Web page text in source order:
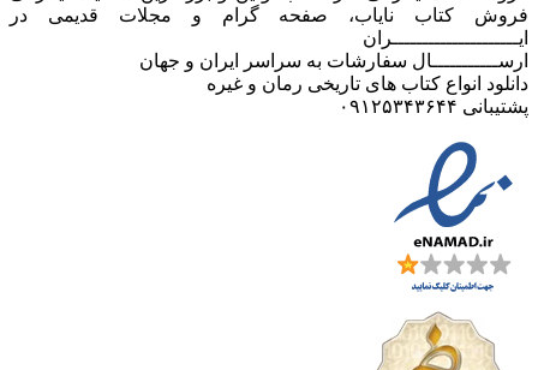
فروش کتاب نایاب، صفحه گرام و مجلات قدیمی در
ایـــــــــــــــــــــران
ارســـــــــــال سفارشات به سراسر ایران و جهان
دانلود انواع کتاب های تاریخی رمان و غیره
پشتیبانی ۰۹۱۲۵۳۴۳۶۴۴